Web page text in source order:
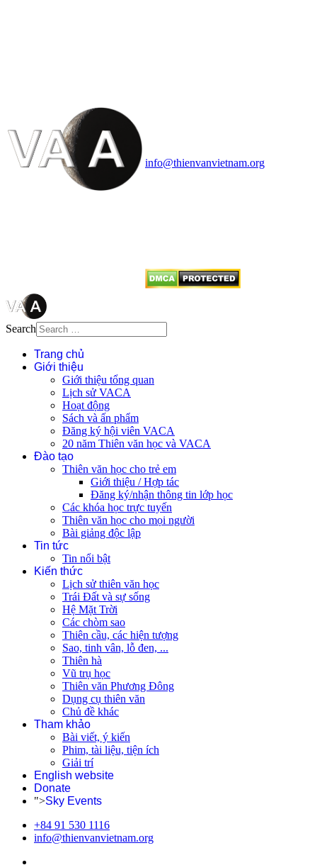
info@thienvanvietnam.org
Search
Trang chủ
Giới thiệu
Giới thiệu tổng quan
Lịch sử VACA
Hoạt động
Sách và ấn phẩm
Đăng ký hội viên VACA
20 năm Thiên văn học và VACA
Đào tạo
Thiên văn học cho trẻ em
Giới thiệu / Hợp tác
Đăng ký/nhận thông tin lớp học
Các khóa học trực tuyến
Thiên văn học cho mọi người
Bài giảng độc lập
Tin tức
Tin nổi bật
Kiến thức
Lịch sử thiên văn học
Trái Đất và sự sống
Hệ Mặt Trời
Các chòm sao
Thiên cầu, các hiện tượng
Sao, tinh vân, lỗ đen, ...
Thiên hà
Vũ trụ học
Thiên văn Phương Đông
Dụng cụ thiên văn
Chủ đề khác
Tham khảo
Bài viết, ý kiến
Phim, tài liệu, tiện ích
Giải trí
English website
Donate
">Sky Events
+84 91 530 1116
info@thienvanvietnam.org